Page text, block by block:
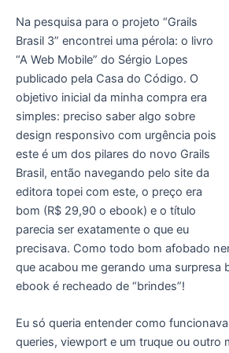
Na pesquisa para o projeto “Grails
Brasil 3” encontrei uma pérola: o livro
“A Web Mobile” do Sérgio Lopes
publicado pela Casa do Código. O
objetivo inicial da minha compra era
simples: preciso saber algo sobre
design responsivo com urgência pois
este é um dos pilares do novo Grails
Brasil, então navegando pelo site da
editora topei com este, o preço era
bom (R$ 29,90 o ebook) e o título
parecia ser exatamente o que eu
precisava. Como todo bom afobado
que acabou me gerando uma surpresa
ebook é recheado de “brindes”!
Eu só queria entender como
queries, viewport e um truque ou outro